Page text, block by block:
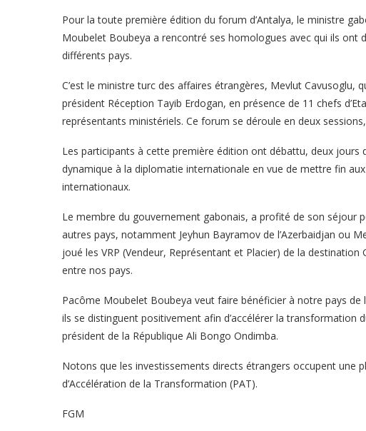
Pour la toute première édition du forum d’Antalya, le ministre
Moubelet Boubeya a rencontré ses homologues avec qui ils ont
différents pays.
C’est le ministre turc des affaires étrangères, Mevlut Cavusoglu,
président Réception Tayib Erdogan, en présence de 11 chefs
représentants ministériels. Ce forum se déroule en deux
Les participants à cette première édition ont débattu, deux jours
dynamique à la diplomatie internationale en vue de mettre fin
internationaux.
Le membre du gouvernement gabonais, a profité de son séjour
autres pays, notamment Jeyhun Bayramov de l’Azerbaidjan ou
joué les VRP (Vendeur, Représentant et Placier) de la
entre nos pays.
Pacôme Moubelet Boubeya veut faire bénéficier à notre pays de
ils se distinguent positivement afin d’accélérer la transformation
président de la République Ali Bongo Ondimba.
Notons que les investissements directs étrangers occupent une
d’Accélération de la Transformation (PAT).
FGM